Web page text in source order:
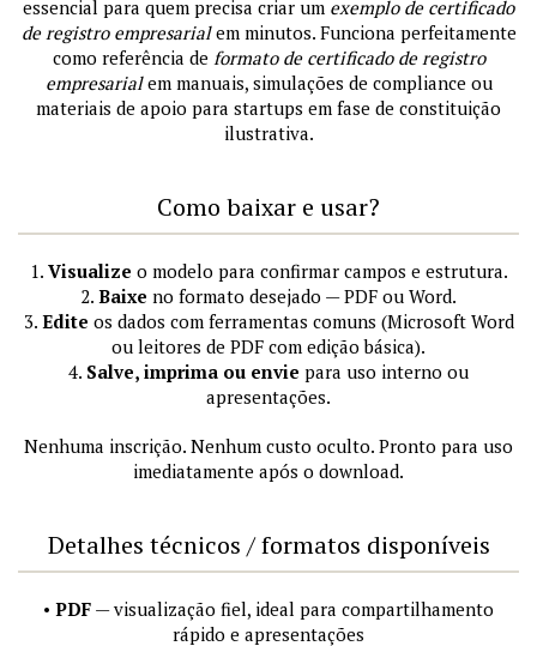
essencial para quem precisa criar um exemplo de certificado
de registro empresarialem minutos. Funciona perfeitamente
como referência de formato de certificado de registro
empresarialem manuais, simulações de compliance ou
materiais de apoio para startups em fase de constituição
ilustrativa.
Como baixar e usar?
1. Visualize o modelo para confirmar campos e estrutura.
2. Baixe no formato desejado — PDF ou Word.
3. Edite os dados com ferramentas comuns (Microsoft Word
ou leitores de PDF com edição básica).
4. Salve, imprima ou envie para uso interno ou
apresentações.
Nenhuma inscrição. Nenhum custo oculto. Pronto para uso
imediatamente após o download.
Detalhes técnicos / formatos disponíveis
• PDF — visualização fiel, ideal para compartilhamento
rápido e apresentações